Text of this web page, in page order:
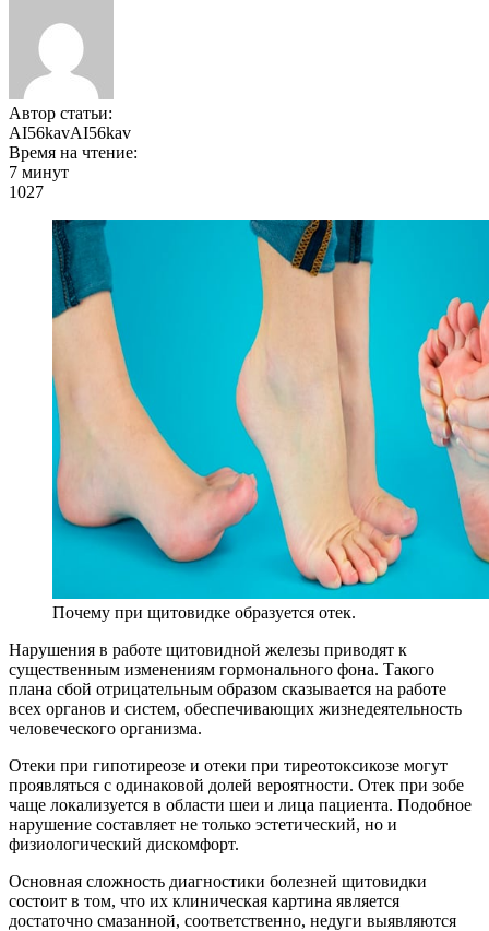
Автор статьи:
AI56kavAI56kav
Время на чтение:
7 минут
1027
Почему при щитовидке образуется отек.
Нарушения в работе щитовидной железы приводят к
существенным изменениям гормонального фона. Такого
плана сбой отрицательным образом сказывается на работе
всех органов и систем, обеспечивающих жизнедеятельность
человеческого организма.
Отеки при гипотиреозе и отеки при тиреотоксикозе могут
проявляться с одинаковой долей вероятности. Отек при зобе
чаще локализуется в области шеи и лица пациента. Подобное
нарушение составляет не только эстетический, но и
физиологический дискомфорт.
Основная сложность диагностики болезней щитовидки
состоит в том, что их клиническая картина является
достаточно смазанной, соответственно, недуги выявляются